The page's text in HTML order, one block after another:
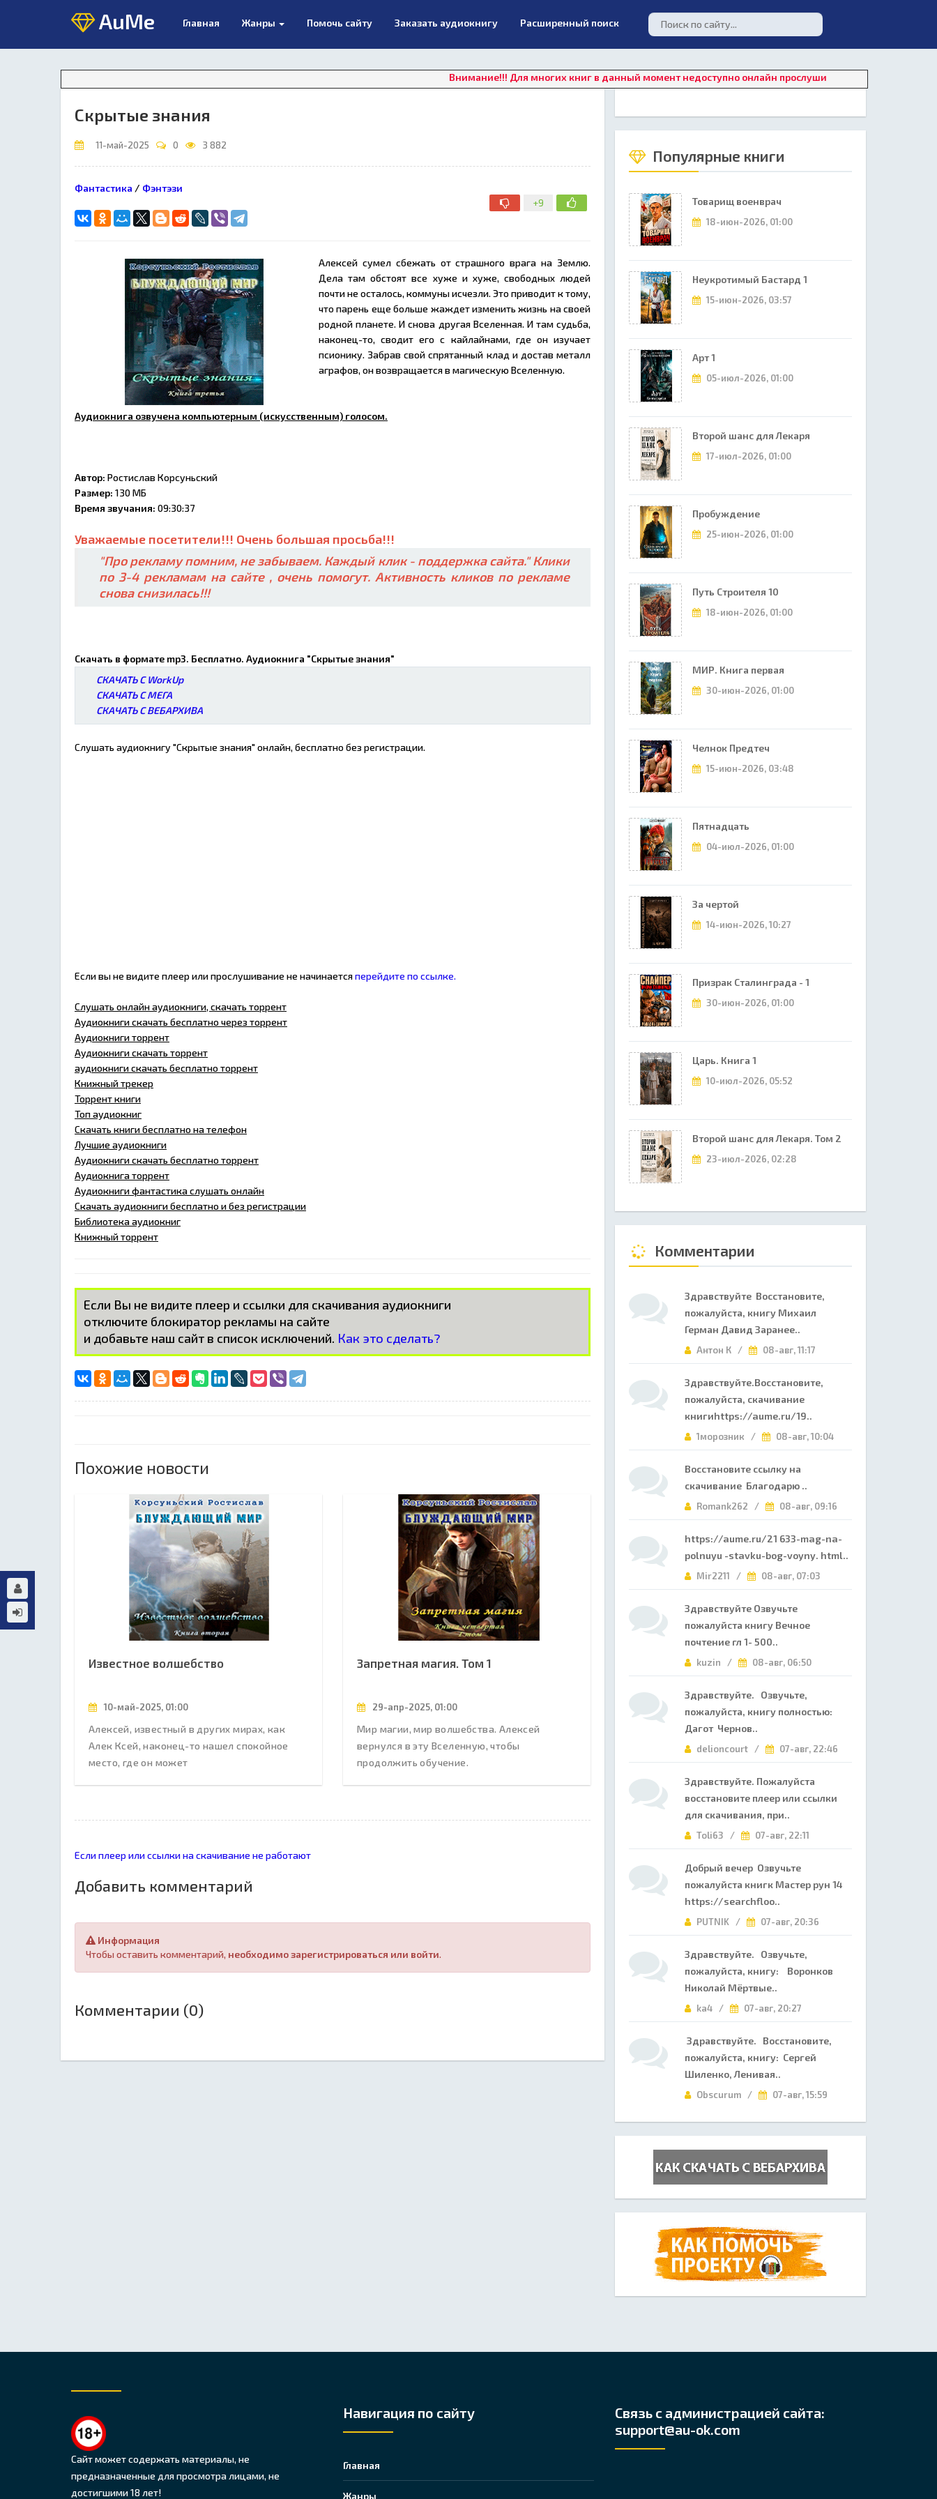
AuMe Главная Жанры Помочь сайту Заказать аудиокнигу Расширенный поиск
Внимание!!! Для многих книг в данный момент недоступно онлайн прослушивание. Для восстановления
Скрытые знания
11-май-2025 0 3 882
+9
Фантастика / Фэнтэзи
Алексей сумел сбежать от страшного врага на Землю.
Дела там обстоят все хуже и хуже, свободных людей
почти не осталось, коммуны исчезли. Это приводит к тому,
что парень еще больше жаждет изменить жизнь на своей
родной планете. И снова другая Вселенная. И там судьба,
наконец-то, сводит его с кайлайнами, где он изучает
псионику. Забрав свой спрятанный клад и достав металл
аграфов, он возвращается в магическую Вселенную.
Аудиокнига озвучена компьютерным (искусственным) голосом.
Автор: Ростислав Корсуньский
Размер: 130 МБ
Время звучания: 09:30:37
Уважаемые посетители!!! Очень большая просьба!!!
"Про рекламу помним, не забываем. Каждый клик - поддержка сайта." Клики
по 3-4 рекламам на сайте , очень помогут. Активность кликов по рекламе
снова снизилась!!!
Скачать в формате mp3. Бесплатно. Аудиокнига "Скрытые знания"
СКАЧАТЬ С WorkUp
СКАЧАТЬ С МЕГА
СКАЧАТЬ С ВЕБАРХИВА
Слушать аудиокнигу "Скрытые знания" онлайн, бесплатно без регистрации.
Если вы не видите плеер или прослушивание не начинаетсяперейдите по ссылке.
Слушать онлайн аудиокниги, скачать торрент
Аудиокниги скачать бесплатно через торрент
Аудиокниги торрент
Аудиокниги скачать торрент
аудиокниги скачать бесплатно торрент
Книжный трекер
Торрент книги
Топ аудиокниг
Скачать книги бесплатно на телефон
Лучшие аудиокниги
Аудиокниги скачать бесплатно торрент
Аудиокнига торрент
Аудиокниги фантастика слушать онлайн
Скачать аудиокниги бесплатно и без регистрации
Библиотека аудиокниг
Книжный торрент
Если Вы не видите плеер и ссылки для скачивания аудиокниги
отключите блокиратор рекламы на сайте
и добавьте наш сайт в список исключений. Как это сделать?
Похожие новости
Известное волшебство
10-май-2025, 01:00
Алексей, известный в других мирах, как
Алек Ксей, наконец-то нашел спокойное
место, где он может
Запретная магия. Том 1
29-апр-2025, 01:00
Мир магии, мир волшебства. Алексей
вернулся в эту Вселенную, чтобы
продолжить обучение.
Если плеер или ссылки на скачивание не работают
Добавить комментарий
Информация
Чтобы оставить комментарий, необходимо зарегистрироваться или войти.
Комментарии (0)
Популярные книги
Товарищ военврач
18-июн-2026, 01:00
Неукротимый Бастард 1
15-июн-2026, 03:57
Арт 1
05-июл-2026, 01:00
Второй шанс для Лекаря
17-июл-2026, 01:00
Пробуждение
25-июн-2026, 01:00
Путь Строителя 10
18-июн-2026, 01:00
МИР. Книга первая
30-июн-2026, 01:00
Челнок Предтеч
15-июн-2026, 03:48
Пятнадцать
04-июл-2026, 01:00
За чертой
14-июн-2026, 10:27
Призрак Сталинграда - 1
30-июн-2026, 01:00
Царь. Книга 1
10-июл-2026, 05:52
Второй шанс для Лекаря. Том 2
23-июл-2026, 02:28
Комментарии
Здравствуйте Восстановите,
пожалуйста, книгу Михаил
Герман Давид Заранее..
Антон К / 08-авг, 11:17
Здравствуйте.Восстановите,
пожалуйста, скачивание
книгиhttps://aume.ru/19..
1морозник / 08-авг, 10:04
Восстановите ссылку на
скачивание Благодарю ..
Romank262 / 08-авг, 09:16
https://aume.ru/21 633-mag-na-
polnuyu -stavku-bog-voyny. html..
Mir2211 / 08-авг, 07:03
Здравствуйте Озвучьте
пожалуйста книгу Вечное
почтение гл 1- 500..
kuzin / 08-авг, 06:50
Здравствуйте. Озвучьте,
пожалуйста, книгу полностью:
Дагот Чернов..
delioncourt / 07-авг, 22:46
Здравствуйте. Пожалуйста
восстановите плеер или ссылки
для скачивания, при..
Toli63 / 07-авг, 22:11
Добрый вечер Озвучьте
пожалуйста книгк Мастер рун 14
https://searchfloo..
PUTNIK / 07-авг, 20:36
Здравствуйте. Озвучьте,
пожалуйста, книгу: Воронков
Николай Мёртвые..
ka4 / 07-авг, 20:27
Здравствуйте. Восстановите,
пожалуйста, книгу: Сергей
Шиленко, Ленивая..
Obscurum / 07-авг, 15:59
Сайт может содержать материалы, не
предназначенные для просмотра лицами, не
достигшими 18 лет!
Навигация по сайту
Главная
Жанры
Связь с администрацией сайта:
support@au-ok.com